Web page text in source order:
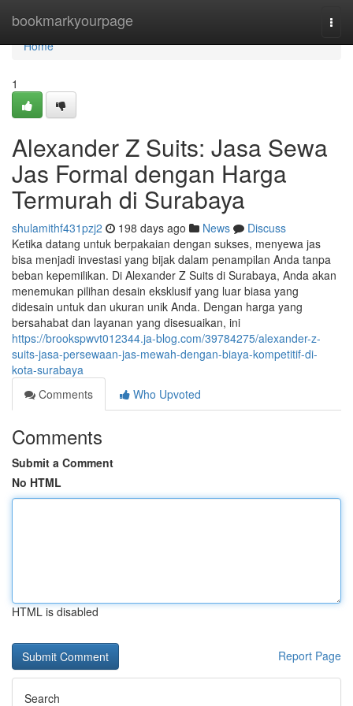
bookmarkyourpage
Home
Home
1
Alexander Z Suits: Jasa Sewa
Jas Formal dengan Harga
Termurah di Surabaya
shulamithf431pzj2 198 days ago News
Discuss
Ketika datang untuk berpakaian dengan sukses, menyewa jas
bisa menjadi investasi yang bijak dalam penampilan Anda tanpa
beban kepemilikan. Di Alexander Z Suits di Surabaya, Anda akan
menemukan pilihan desain eksklusif yang luar biasa yang
didesain untuk dan ukuran unik Anda. Dengan harga yang
bersahabat dan layanan yang disesuaikan, ini
https://brookspwvt012344.ja-blog.com/39784275/alexander-z-
suits-jasa-persewaan-jas-mewah-dengan-biaya-kompetitif-di-
kota-surabaya
Comments
Who Upvoted
Comments
Submit a Comment
No HTML
HTML is disabled
Report Page
Search